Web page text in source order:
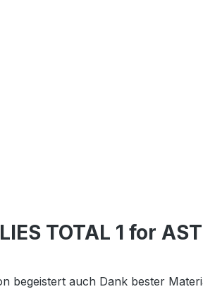
TOTAL 1 for
begeistert auch Dank bester